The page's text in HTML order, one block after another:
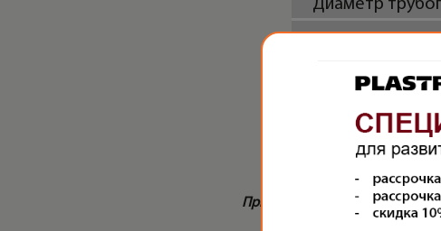
Диаметр
Подключение
Примечание:
Стандартное